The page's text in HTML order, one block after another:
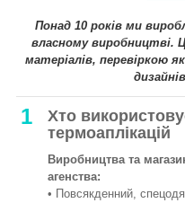
Понад 10 років ми
власному виробництві.
матеріалів, перевіркою
1
Хто
термоаплікацій
Виробництва та
агенства:
• Повсякденний,